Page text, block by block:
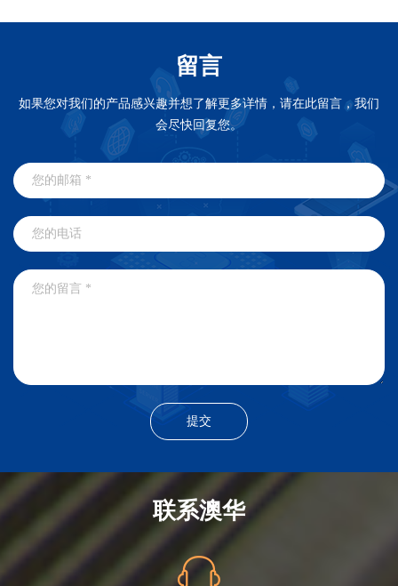
留言
如果您对我们的产品感兴趣并想了解更多详情，请在此留言，我们
会尽快回复您。
联系澳华